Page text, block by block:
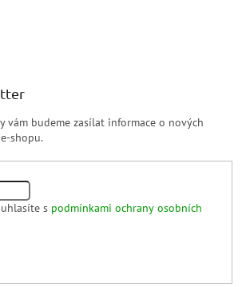
vám budeme zasílat informace o nových
shopu.
s podmínkami ochrany osobních